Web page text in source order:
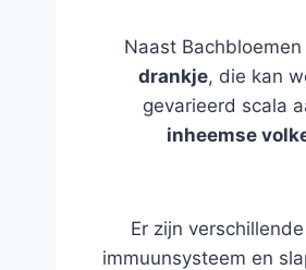
Naast
drankje, die kan
gevarieerd scala
inheemse
Er zijn verschillende
immuunsysteem en